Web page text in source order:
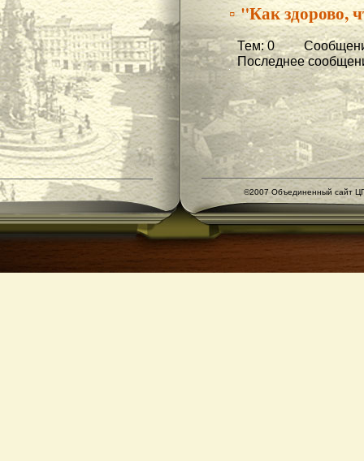
▫ "Как здорово,
Тем: 0
Последнее
©2007 Объединенный сайт